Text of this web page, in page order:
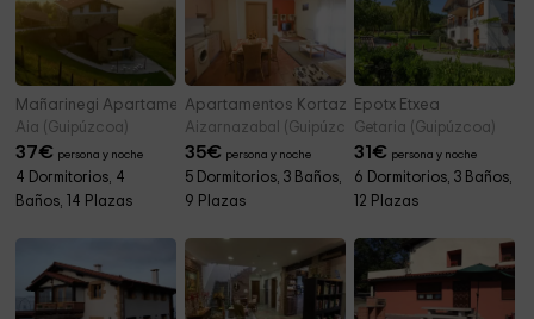
Mañarinegi Apartamentos Rurales
Aia (Guipúzcoa)
37€ persona y noche
4 Dormitorios, 4
Baños, 14 Plazas
Apartamentos Kortazar
Aizarnazabal (Guipúzcoa)
35€ persona y noche
5 Dormitorios, 3 Baños,
9 Plazas
Epotx Etxea
Getaria (Guipúzcoa)
31€ persona y noche
6 Dormitorios, 3 Baños,
12 Plazas